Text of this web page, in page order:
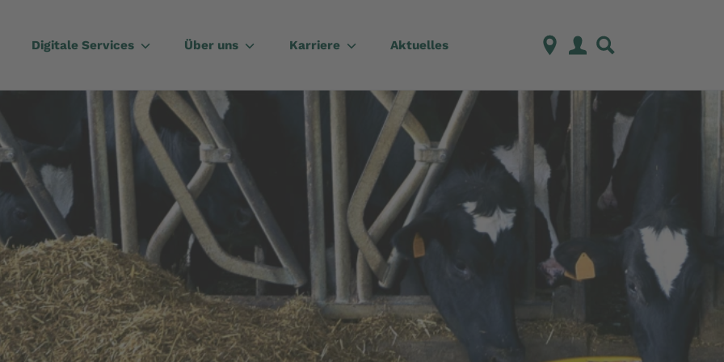
Digitale Services Über uns Karriere Aktuelles